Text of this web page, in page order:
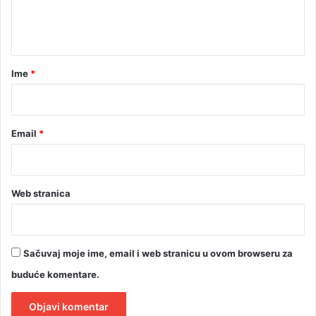
rIme *
Email *
Web stranica
Sačuvaj moje ime, email i web stranicu u ovom browseru za
buduće komentare.